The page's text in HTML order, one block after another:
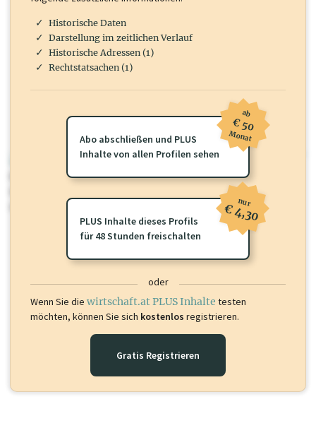
wirtschaft.at PLUS
Für dieses Profil gibt es zusätzlichewirtschaft.at PLUS Inhalte
Sie momentan nicht einsehen können. Schalten Sie dieses Profil frei
oder loggen Sie sich ein um diese Inhalte zu sehen.
Historische Daten
Darstellung im zeitlichen Verlauf
Historische Adressen (1)
Rechtstatsachen (1)
Abo abschließen und PLUS
Inhalte von allen Profilen sehen
ab
€ 50
Monat
PLUS Inhalte dieses Profils
für 48 Stunden freischalten
nur
€ 4,30
oder
Wenn Sie die wirtschaft.at PLUS Inhalte testen
möchten, können Sie sich kostenlos registrieren.
Gratis Registrieren